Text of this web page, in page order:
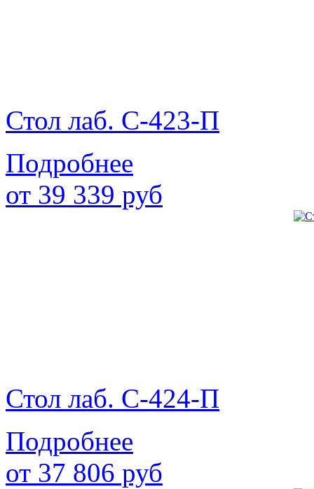
Стол лаб. С-423-П
Подробнее
от 39 339 руб
Стол лаб. С-424-П
Подробнее
от 37 806 руб